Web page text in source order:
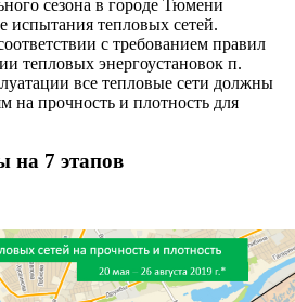
сезона в городе Тюмени
испытания тепловых сетей.
с требованием правил
тепловых энергоустановок п.
все тепловые сети должны
на прочность и плотность для
на 7 этапов